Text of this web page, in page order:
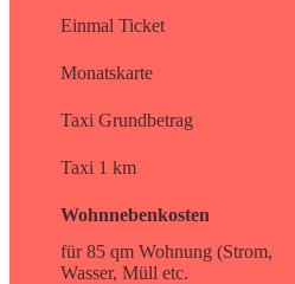
Einmal Ticket
Monatskarte
Taxi Grundbetrag
Taxi 1 km
Wohnnebenkosten
für 85 qm Wohnung (Strom,
Wasser, Müll etc.